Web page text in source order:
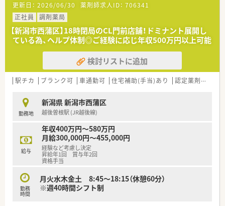
更新日： 2026/06/30 薬剤師求人ID： 706341
正社員
調剤薬局
【新潟市西蒲区】18時閉局のCL門前店舗！ドミナント展開し
ている為、ヘルプ体制◎ご経験に応じ年収500万円以上可能
検討リストに追加
駅チカ ブランク可 車通勤可 住宅補助(手当)あり 認定薬剤師取得支援あり
勤務地
新潟県 新潟市西蒲区
越後曽根駅 (JR越後線)
給与
年収400万円～580万円
月給300,000円～455,000円
経験など考慮し決定
昇給年1回 賞与年2回
資格手当
勤務
時間
月火水木金土 8:45～18:15（休憩60分）
※週40時間シフト制